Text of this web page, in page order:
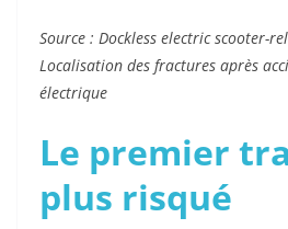
Source : Dockless electric scooter-
Localisation des fractures après
électrique
Le premier
plus risqué